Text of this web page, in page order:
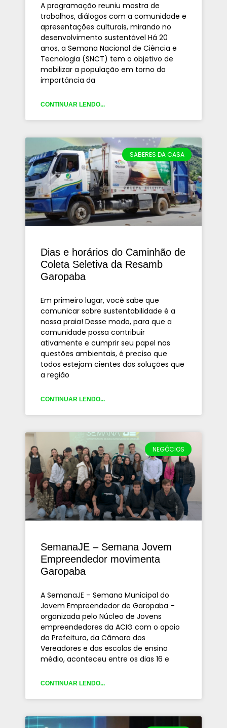
A programação reuniu mostra de
trabalhos, diálogos com a comunidade e
apresentações culturais, mirando no
desenvolvimento sustentável Há 20
anos, a Semana Nacional de Ciência e
Tecnologia (SNCT) tem o objetivo de
mobilizar a população em torno da
importância da
CONTINUAR LENDO...
SABERES DA CASA
Dias e horários do Caminhão de
Coleta Seletiva da Resamb
Garopaba
Em primeiro lugar, você sabe que
comunicar sobre sustentabilidade é a
nossa praia! Desse modo, para que a
comunidade possa contribuir
ativamente e cumprir seu papel nas
questões ambientais, é preciso que
todos estejam cientes das soluções que
a região
CONTINUAR LENDO...
NEGÓCIOS
SemanaJE – Semana Jovem
Empreendedor movimenta
Garopaba
A SemanaJE – Semana Municipal do
Jovem Empreendedor de Garopaba –
organizada pelo Núcleo de Jovens
empreendedores da ACIG com o apoio
da Prefeitura, da Câmara dos
Vereadores e das escolas de ensino
médio, aconteceu entre os dias 16 e
CONTINUAR LENDO...